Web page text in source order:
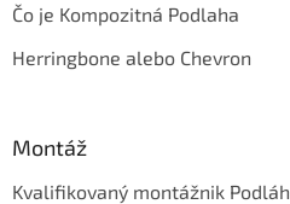
Čo je Kompozitná Podlaha
Herringbone alebo Chevron
Montáž
Kvalifikovaný montážnik Podláh